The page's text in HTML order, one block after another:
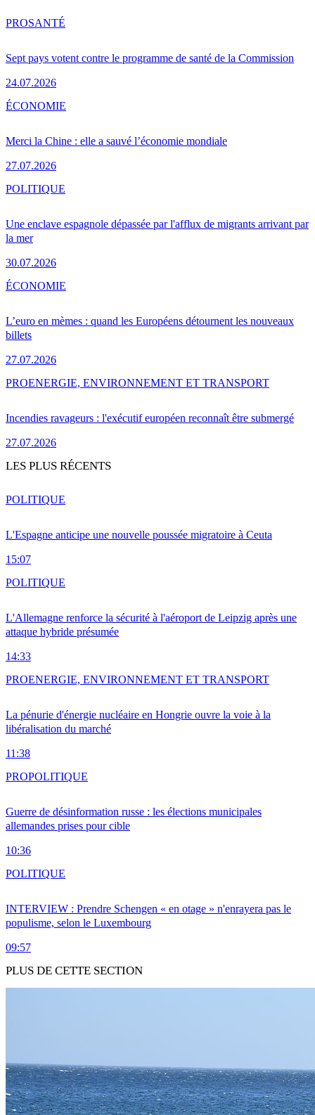
Sept pays votent contre le programme de santé de la Commission
24.07.2026
PROSANTÉ
Merci la Chine : elle a sauvé l’économie mondiale
27.07.2026
ÉCONOMIE
Une enclave espagnole dépassée par l'afflux de migrants arrivant par
la mer
30.07.2026
POLITIQUE
L’euro en mèmes : quand les Européens détournent les nouveaux
billets
27.07.2026
ÉCONOMIE
Incendies ravageurs : l'exécutif européen reconnaît être submergé
27.07.2026
PROENERGIE, ENVIRONNEMENT ET TRANSPORT
LES PLUS RÉCENTS
L'Espagne anticipe une nouvelle poussée migratoire à Ceuta
15:07
POLITIQUE
L'Allemagne renforce la sécurité à l'aéroport de Leipzig après une
attaque hybride présumée
14:33
POLITIQUE
La pénurie d'énergie nucléaire en Hongrie ouvre la voie à la
libéralisation du marché
11:38
PROENERGIE, ENVIRONNEMENT ET TRANSPORT
Guerre de désinformation russe : les élections municipales
allemandes prises pour cible
10:36
PROPOLITIQUE
INTERVIEW : Prendre Schengen « en otage » n'enrayera pas le
populisme, selon le Luxembourg
09:57
POLITIQUE
PLUS DE CETTE SECTION